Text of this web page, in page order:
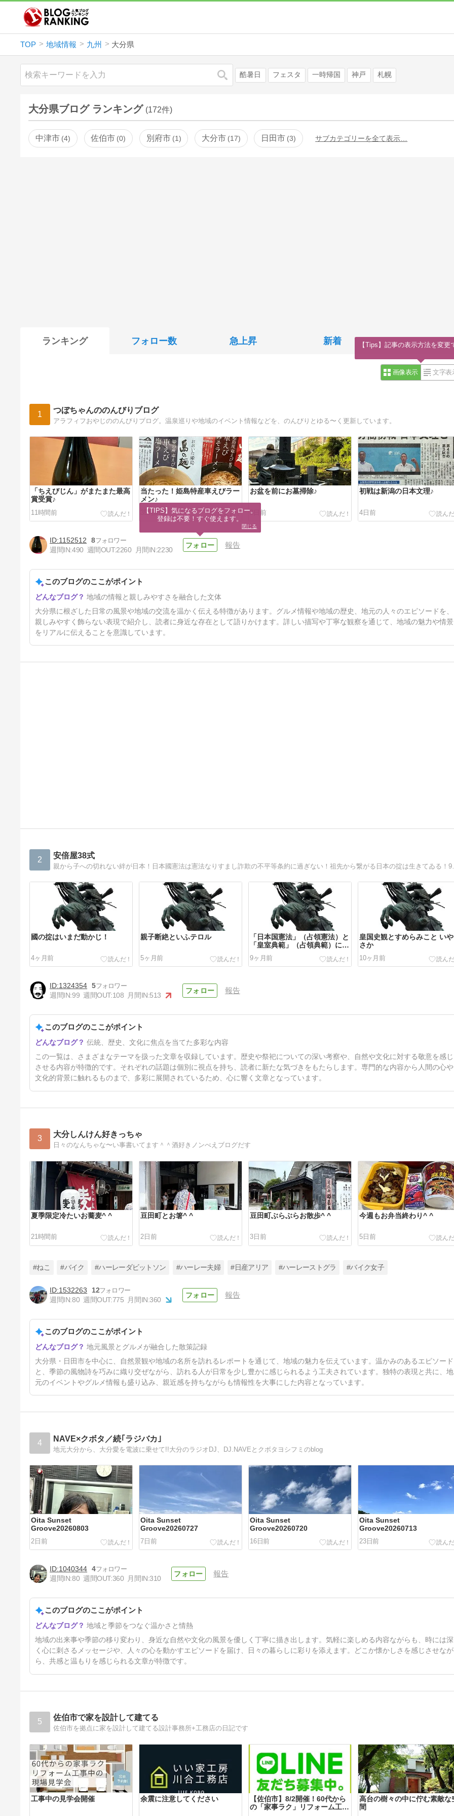
TOP 地域情報 九州 大分県
検索 酷暑日 フェスタ 一時帰国 神戸 札幌
大分県ブログ ランキング (172件)
中津市 4 佐伯市 0 別府市 1 大分市 17 日田市 3 サブカテゴリーを全て表示…
ランキング フォロー数 急上昇 新着
画像表示 文字表
1 つぼちゃんののんびりブログ
アラフィフおやじののんびりブログ。温泉巡りや地域のイベント情報などを、のんびりとゆる〜く更新しています。
「ちえびじん」がまたまた最高
賞受賞♪
11時間前
当たった！姫島特産車えびラー
メン♪
35時間前
お盆を前にお墓掃除♪
3日前
初戦は新潟の日本文理♪
4日前
もう８月♪
5日前
1152512
8
週間IN:490 週間OUT:2260 月間IN:2230
報告
このブログのここがポイント
地域の情報と親しみやすさを融合した文体
大分県に根ざした日常の風景や地域の交流を温かく伝える特徴があります。グルメ情報や地域の歴史、地元の人々のエピソードを、
親しみやすく飾らない表現で紹介し、読者に身近な存在として語りかけます。詳しい描写や丁寧な観察を通じて、地域の魅力や情景
をリアルに伝えることを意識しています。
2 安倍屋38式
國の掟はいまだ動かじ！
4ヶ月前
親子断絶といふテロル
5ヶ月前
「日本国憲法」（占領憲法）と
「皇室典範」（占領典範）に関
する請願書 2685年
9ヶ月前
皇国史観とすめらみこと いや
さか
10ヶ月前
天晴れ！日本誠真会！の今後や
如何に
11ヶ月前
1324354 5
週間IN:99 週間OUT:108 月間IN:513
報告
このブログのここがポイント
伝統、歴史、文化に焦点を当てた多彩な内容
この一覧は、さまざまなテーマを扱った文章を収録しています。歴史や祭祀についての深い考察や、自然や文化に対する敬意を感じ
させる内容が特徴的です。それぞれの話題は個別に視点を持ち、読者に新たな気づきをもたらします。専門的な内容から人間の心や
文化的背景に触れるものまで、多彩に展開されているため、心に響く文章となっています。
3 大分しんけん好きっちゃ
日々のなんちゃな〜い事書いてます＾＾酒好きノンべえブログだす
夏季限定冷たいお蕎麦^ ^
21時間前
豆田町とお箸^ ^
2日前
豆田町ぶらぶらお散歩^ ^
3日前
今週もお弁当終わり^ ^
5日前
6日前
#ねこ #バイク #ハーレーダビットソン #ハーレー夫婦 #日産アリア #ハーレーストグラ #バイク女子
1532263
12
週間IN:80 週間OUT:775 月間IN:360
報告
このブログのここがポイント
地元風景とグルメが融合した散策記録
大分県・日田市を中心に、自然景観や地域の名所を訪れるレポートを通じて、地域の魅力を伝えています。温かみのあるエピソード
と、季節の風物詩を巧みに織り交ぜながら、訪れる人が日常を少し豊かに感じられるよう工夫されています。独特の表現と共に、地
元のイベントやグルメ情報も盛り込み、親近感を持ちながらも情報性を大事にした内容となっています。
4 NAVE×クボタ／続｢ラジバカ｣
地元大分から、大分愛を電波に乗せて!!大分のラジオDJ、DJ.NAVEとクボタヨシフミのblog
Oita Sunset
Groove20260803
2日前
Oita Sunset
Groove20260727
7日前
Oita Sunset
Groove20260720
16日前
Oita Sunset
Groove20260713
23日前
Oita Sunset
Groove20260706
30日前
1040344 4
週間IN:80 週間OUT:360 月間IN:310
報告
このブログのここがポイント
地域と季節をつなぐ温かさと情熱
地域の出来事や季節の移り変わり、身近な自然や文化の風景を優しく丁寧に描き出します。気軽に楽しめる内容ながらも、時には深
く心に刺さるメッセージや、人々の心を動かすエピソードを届け、日々の暮らしに彩りを添えます。どこか懐かしさを感じさせなが
ら、共感と温もりを感じられる文章が特徴です。
5 佐伯市で家を設計して建てる
佐伯市を拠点に家を設計して建てる設計事務所+工務店の日記です
工事中の見学会開催 余震に注意してください
【佐伯市】8/2開催！60代から
の「家事ラク」リフォーム工事
高台の樹々の中に佇む素敵な
間
【TIPS】気になるブログをフォロー。
登録は不要！すぐ使えます。
閉じる
【Tips】記事の表示方法を変更